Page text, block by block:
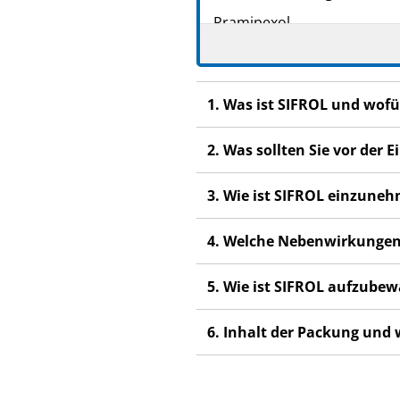
Pramipexol
Lesen Sie die gesamte
Heben Sie die
Wenn Sie weitere
Dieses Arzneimittel
anderen Menschen
Nebenwirkungen, die
1. Was ist SIFROL und
2. Was sollten Sie vor der
3. Wie ist SIFROL
4. Welche
5. Wie ist SIFROL
6. Inhalt der Packung